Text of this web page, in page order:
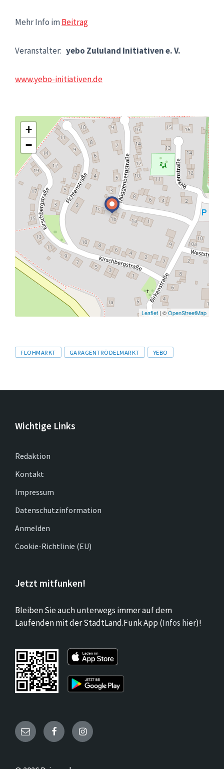
Mehr Info imBeitrag
Veranstalter: yebo Zululand Initiativen e. V.
www.yebo-initiativen.de
+
−
Leaflet | ©OpenStreetMap
Tags
FLOHMARKT GARAGENTRÖDELMARKT YEBO
Wichtige Links
Redaktion
Kontakt
Impressum
Datenschutzinformation
Anmelden
Cookie-Richtlinie (EU)
Jetzt mitfunken!
Bleiben Sie auch unterwegs immer auf dem
Laufenden mit der StadtLand.Funk App (Infos hier)!
Email FacebookInstagram